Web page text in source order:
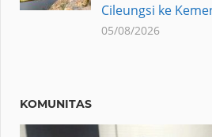
Cileungsi ke
05/08/2026
KOMUNITAS